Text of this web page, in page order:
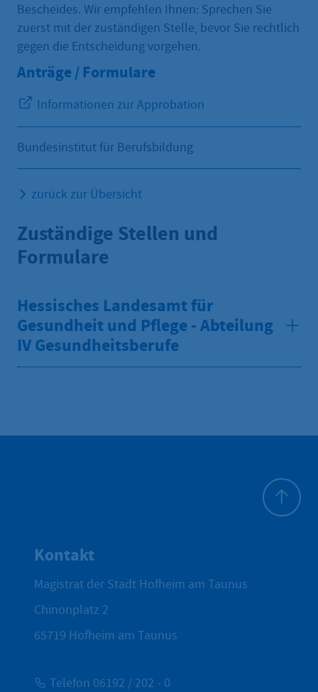
Bescheides. Wir empfehlen Ihnen: Sprechen Sie
zuerst mit der zuständigen Stelle, bevor Sie rechtlich
gegen die Entscheidung vorgehen.
Anträge / Formulare
Informationen zur Approbation
Bundesinstitut für Berufsbildung
zurück zur Übersicht
Zuständige Stellen und
Formulare
Hessisches Landesamt für
Gesundheit und Pflege - Abteilung
IV Gesundheitsberufe
Kontakt
Magistrat der Stadt Hofheim am Taunus
Chinonplatz 2
65719 Hofheim am Taunus
Telefon 06192 / 202 - 0